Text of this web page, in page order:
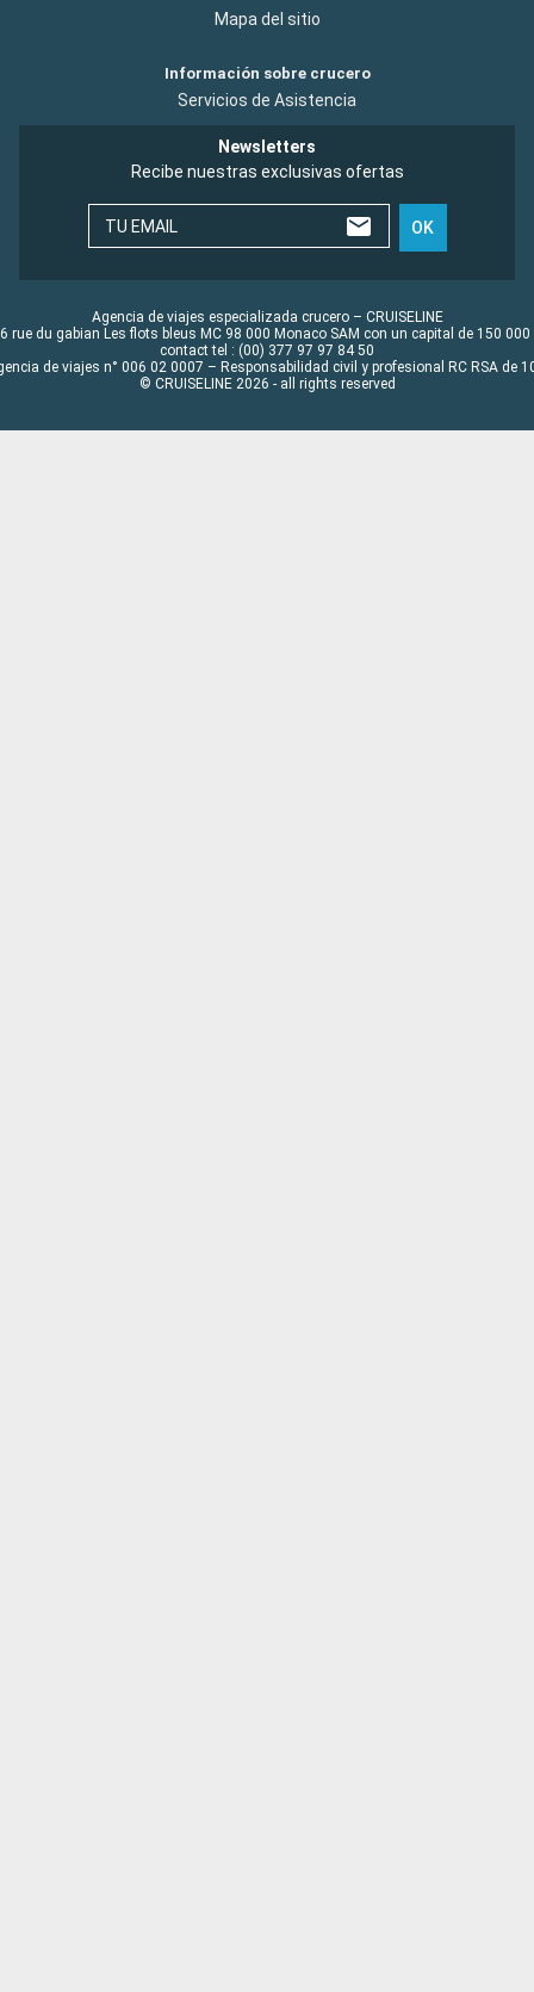
Mapa del sitio
Información sobre crucero
Servicios de Asistencia
Newsletters
Recibe nuestras exclusivas ofertas
TU EMAIL OK
Agencia de viajes especializada crucero – CRUISELINE
rue du gabian Les flots bleus MC 98 000 Monaco SAM con un capital de 150 000
contact tel : (00) 377 97 97 84 50
de viajes n° 006 02 0007 – Responsabilidad civil y profesional RC RSA de
© CRUISELINE 2026 - all rights reserved